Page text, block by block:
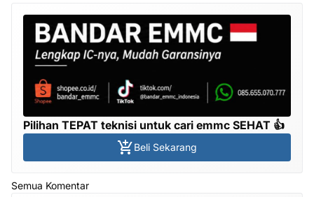
Pilihan TEPAT teknisi untuk cari emmc SEHAT 👍
Beli Sekarang
Semua Komentar